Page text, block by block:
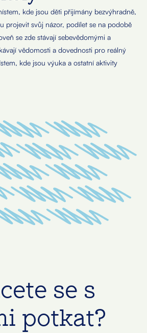
kde jsou děti přijímány bezvýhradně,
projevit svůj názor, podílet se na podobě
se zde stávají sebevědomými a
vědomosti a dovednosti pro reálný
kde jsou výuka a ostatní aktivity
se s
potkat?